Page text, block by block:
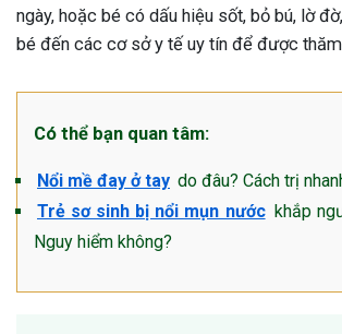
ngày, hoặc bé có dấu hiệu sốt, bỏ bú, lờ
bé đến các cơ sở y tế uy tín để được
Có thể bạn quan tâm:
Nổi mề đay ở tay do đâu? Cách trị
Trẻ sơ sinh bị nổi mụn nước khắp
Nguy hiểm không?